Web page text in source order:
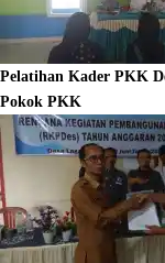
Pelatihan Kader PKK
Pokok PKK